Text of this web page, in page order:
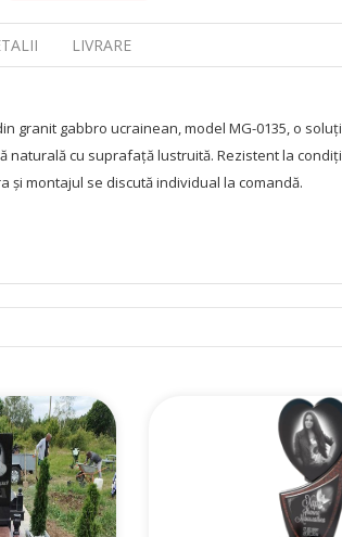
LIVRARE
granit gabbro ucrainean, model MG-0135, o
naturală cu suprafață lustruită. Rezistent la
și montajul se discută individual la comandă.